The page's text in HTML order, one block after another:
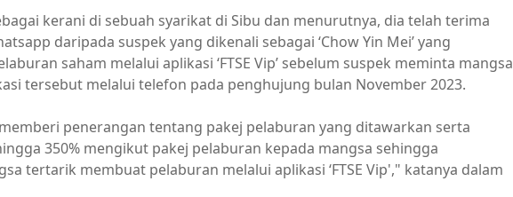
kerani di sebuah syarikat di Sibu dan menurutnya, dia telah terima
daripada suspek yang dikenali sebagai ‘Chow Yin Mei’ yang
saham melalui aplikasi ‘FTSE Vip’ sebelum suspek meminta mangsa
tersebut melalui telefon pada penghujung bulan November 2023.
penerangan tentang pakej pelaburan yang ditawarkan serta
350% mengikut pakej pelaburan kepada mangsa sehingga
tertarik membuat pelaburan melalui aplikasi ‘FTSE Vip'," katanya dalam